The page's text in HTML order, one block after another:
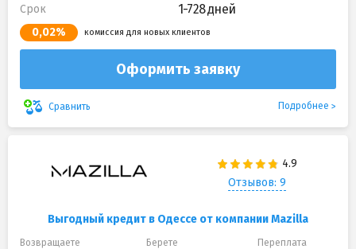
Срок 1-728 дней
0,02% комиссия для новых клиентов
Оформить заявку
Сравнить Подробнее
Отзывов: 9
Выгодный кредит в Одессе от компании Mazilla
Возвращаете Берете Переплата